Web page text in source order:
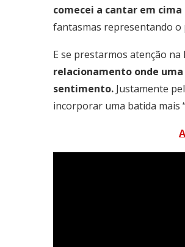
comecei a cantar em cima
fantasmas representando o
E se prestarmos atenção
relacionamento onde
sentimento. Justamente
incorporar uma batida mais